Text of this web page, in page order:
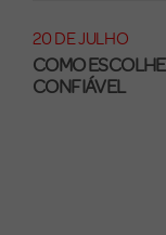
20 DE JULHO
COMO
CONFIÁVEL